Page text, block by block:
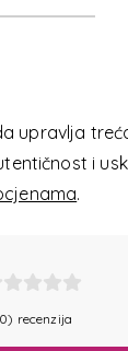
upravlja
i
.
recenzija